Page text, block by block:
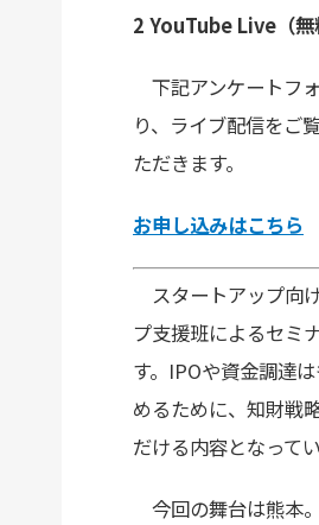
2 YouTube Live（無
下記アンケートフ
り、ライブ配信をご
ただきます。
お申し込みはこちら
スタートアップ向
プ支援班によるセミ
す。IPOや資金調達
めるために、知財戦
だける内容となってい
今回の舞台は熊本